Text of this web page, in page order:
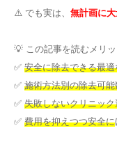
⚠️ でも実は、 無計画に
💡 この記事を読むメリッ
✅ 安全に除去できる最適
✅ 施術方法別の除去可能
✅ 失敗しないクリニック
✅ 費用を抑えつつ安全に
简体中文
English